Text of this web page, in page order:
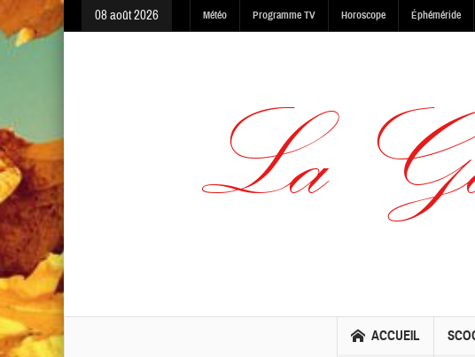
08 août 2026 Météo Programme TV Horoscope Éphéméride
ACCUEIL